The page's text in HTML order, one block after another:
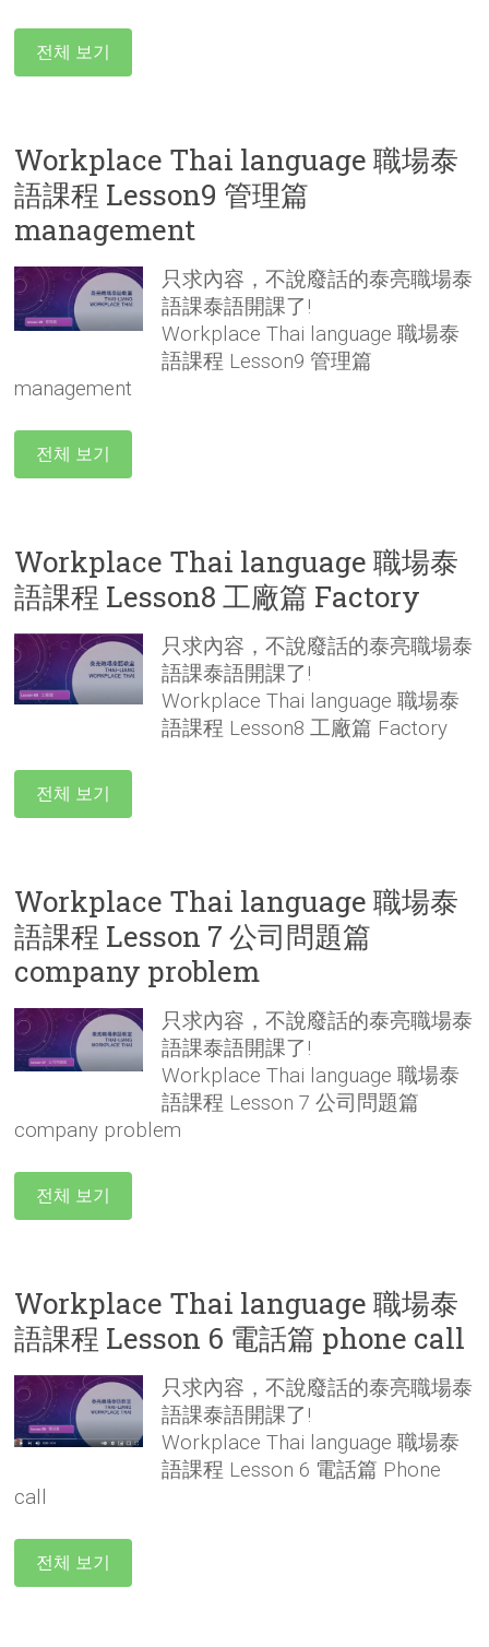
전체 보기
Workplace Thai language 職場泰
語課程 Lesson9 管理篇
management
只求內容，不說廢話的泰亮職場泰
語課泰語開課了!
Workplace Thai language 職場泰
語課程 Lesson9 管理篇
management
전체 보기
Workplace Thai language 職場泰
語課程 Lesson8 工廠篇 Factory
只求內容，不說廢話的泰亮職場泰
語課泰語開課了!
Workplace Thai language 職場泰
語課程 Lesson8 工廠篇 Factory
전체 보기
Workplace Thai language 職場泰
語課程 Lesson 7 公司問題篇
company problem
只求內容，不說廢話的泰亮職場泰
語課泰語開課了!
Workplace Thai language 職場泰
語課程 Lesson 7 公司問題篇
company problem
전체 보기
Workplace Thai language 職場泰
語課程 Lesson 6 電話篇 phone call
只求內容，不說廢話的泰亮職場泰
語課泰語開課了!
Workplace Thai language 職場泰
語課程 Lesson 6 電話篇 Phone
call
전체 보기